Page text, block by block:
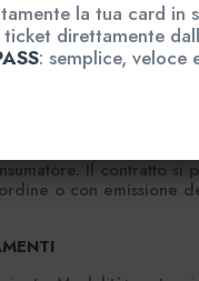
Livigno S.r.l. –
– Tel.
Il contratto si
o con emissione
la tua card in
direttamente
: semplice, veloce